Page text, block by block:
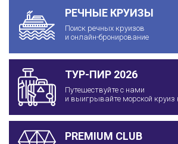
РЕЧНЫЕ КРУИЗЫ
Поиск речных круизов
и онлайн-бронирование
ТУР-ПИР 2026
Путешествуйте с нами
и выигрывайте морской круиз
PREMIUM CLUB